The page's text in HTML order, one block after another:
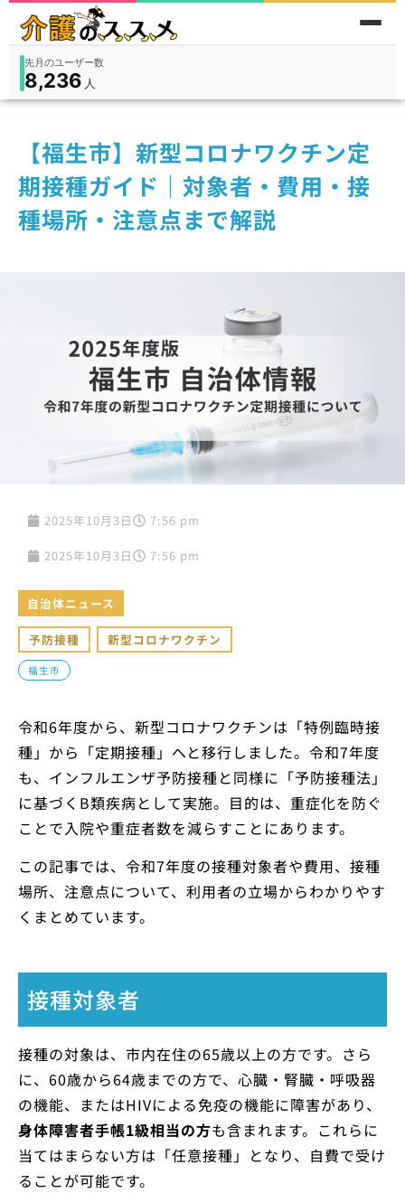
在宅9,360入所3,194
先月のユーザー数
8,236 人
件
【福生市】新型コロナワクチン定
期接種ガイド｜対象者・費用・接
種場所・注意点まで解説
2025年10月3日 7:56 pm
2025年10月3日 7:56 pm
自治体ニュース
予防接種 , 新型コロナワクチン
福生市
令和6年度から、新型コロナワクチンは「特例臨時接
種」から「定期接種」へと移行しました。令和7年度
も、インフルエンザ予防接種と同様に「予防接種法」
に基づくB類疾病として実施。目的は、重症化を防ぐ
ことで入院や重症者数を減らすことにあります。
この記事では、令和7年度の接種対象者や費用、接種
場所、注意点について、利用者の立場からわかりやす
くまとめています。
接種対象者
接種の対象は、市内在住の65歳以上の方です。さら
に、60歳から64歳までの方で、心臓・腎臓・呼吸器
の機能、またはHIVによる免疫の機能に障害があり、
身体障害者手帳1級相当の方も含まれます。これらに
当てはまらない方は「任意接種」となり、自費で受け
ることが可能です。